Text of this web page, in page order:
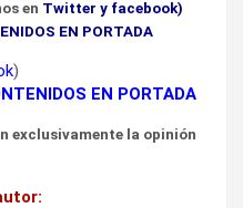
en Twitter y facebook)
EN PORTADA
)
EN PORTADA
exclusivamente la opinión